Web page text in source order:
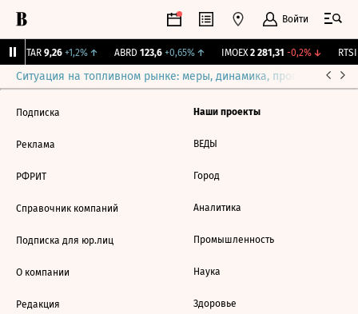
Войти
UTAR 9,26 +1,2%↑ ABRD 123,6 +0,65%↑ IMOEX 2 281,31 -0,2%↓ RTSI
Ситуация на топливном рынке: меры, динамика, прогнозы
Подписка
Реклама
РФРИТ
Справочник компаний
Подписка для юр.лиц
О компании
Редакция
Наши проекты
ВЕДЫ
Город
Аналитика
Промышленность
Наука
Здоровье